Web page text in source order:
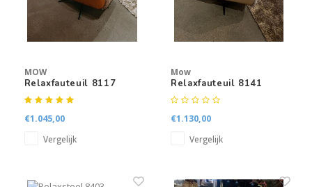
MOW
Relaxfauteuil 8117
€1.045,00
Vergelijk
Mow
Relaxfauteuil 8141
€1.130,00
Vergelijk